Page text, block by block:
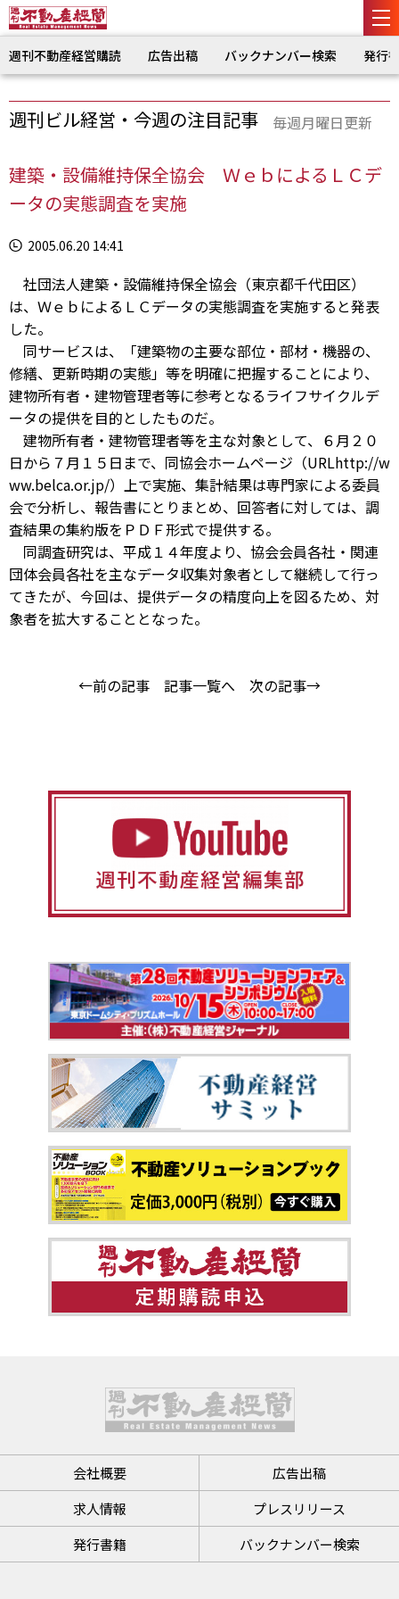
週刊不動産経営購読 広告出稿 バックナンバー検索 発行
週刊ビル経営・今週の注目記事 毎週月曜日更新
建築・設備維持保全協会 ＷｅｂによるＬＣデ
ータの実態調査を実施
2005.06.20 14:41
社団法人建築・設備維持保全協会（東京都千代田区）
は、ＷｅｂによるＬＣデータの実態調査を実施すると発表
した。
同サービスは、「建築物の主要な部位・部材・機器の、
修繕、更新時期の実態」等を明確に把握することにより、
建物所有者・建物管理者等に参考となるライフサイクルデ
ータの提供を目的としたものだ。
建物所有者・建物管理者等を主な対象として、６月２０
日から７月１５日まで、同協会ホームページ（URLhttp://w
ww.belca.or.jp/）上で実施、集計結果は専門家による委員
会で分析し、報告書にとりまとめ、回答者に対しては、調
査結果の集約版をＰＤＦ形式で提供する。
同調査研究は、平成１４年度より、協会会員各社・関連
団体会員各社を主なデータ収集対象者として継続して行っ
てきたが、今回は、提供データの精度向上を図るため、対
象者を拡大することとなった。
←前の記事 記事一覧へ 次の記事→
会社概要
広告出稿
求人情報
プレスリリース
発行書籍
バックナンバー検索